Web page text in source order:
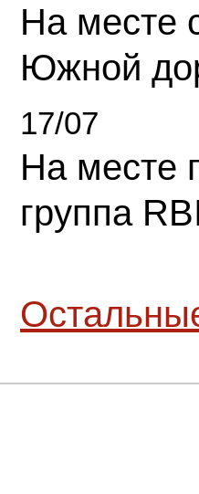
На месте
Южной
17/07
На месте
группа